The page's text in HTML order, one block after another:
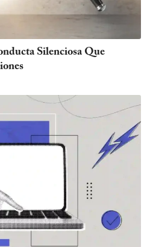
Silenciosa Que